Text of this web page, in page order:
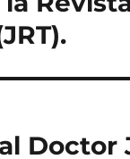
Doctor